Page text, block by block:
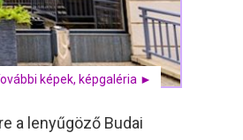
képek, képgaléria ►
a lenyűgöző Budai